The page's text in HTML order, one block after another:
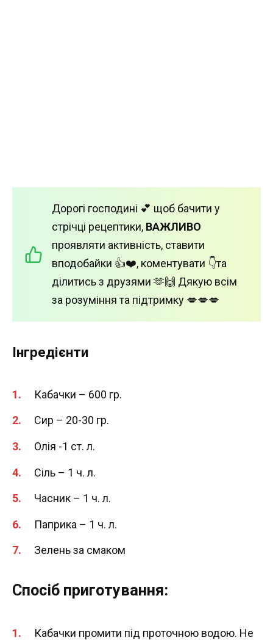
Дорогі господині 💕 щоб бачити у
стрічці рецептики, ВАЖЛИВО
проявляти активність, ставити
вподобайки 👍❤️, коментувати 👇та
ділитись з друзями 🫶🙌 Дякую всім
за розуміння та підтримку 💋💋💋
Інгредієнти
Кабачки – 600 гр.
Сир – 20-30 гр.
Олія -1 ст. л.
Сіль – 1 ч. л.
Часник – 1 ч. л.
Паприка – 1 ч. л.
Зелень за смаком
Спосіб приготування:
Кабачки промити під проточною водою. Не